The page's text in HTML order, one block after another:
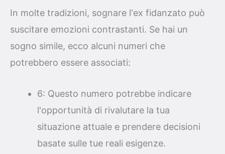
In molte tradizioni, sognare l'ex fidanzato può
suscitare emozioni contrastanti. Se hai un
sogno simile, ecco alcuni numeri che
potrebbero essere associati:
6: Questo numero potrebbe indicare
l'opportunità di rivalutare la tua
situazione attuale e prendere decisioni
basate sulle tue reali esigenze.